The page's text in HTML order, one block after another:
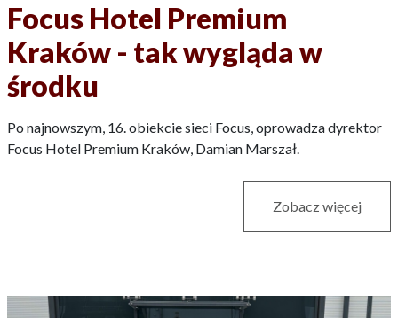
Focus Hotel Premium
Kraków - tak wygląda w
środku
Po najnowszym, 16. obiekcie sieci Focus, oprowadza dyrektor
Focus Hotel Premium Kraków, Damian Marszał.
Zobacz więcej